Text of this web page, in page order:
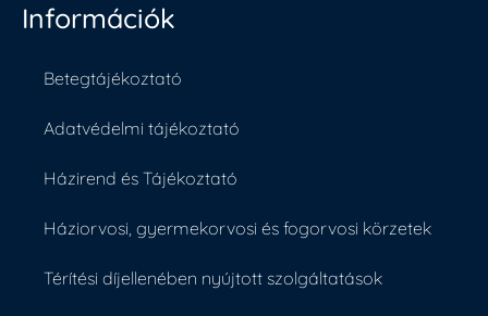
Információk
Betegtájékoztató
Adatvédelmi tájékoztató
Házirend és Tájékoztató
Háziorvosi, gyermekorvosi és fogorvosi körzetek
Térítési díjellenében nyújtott szolgáltatások